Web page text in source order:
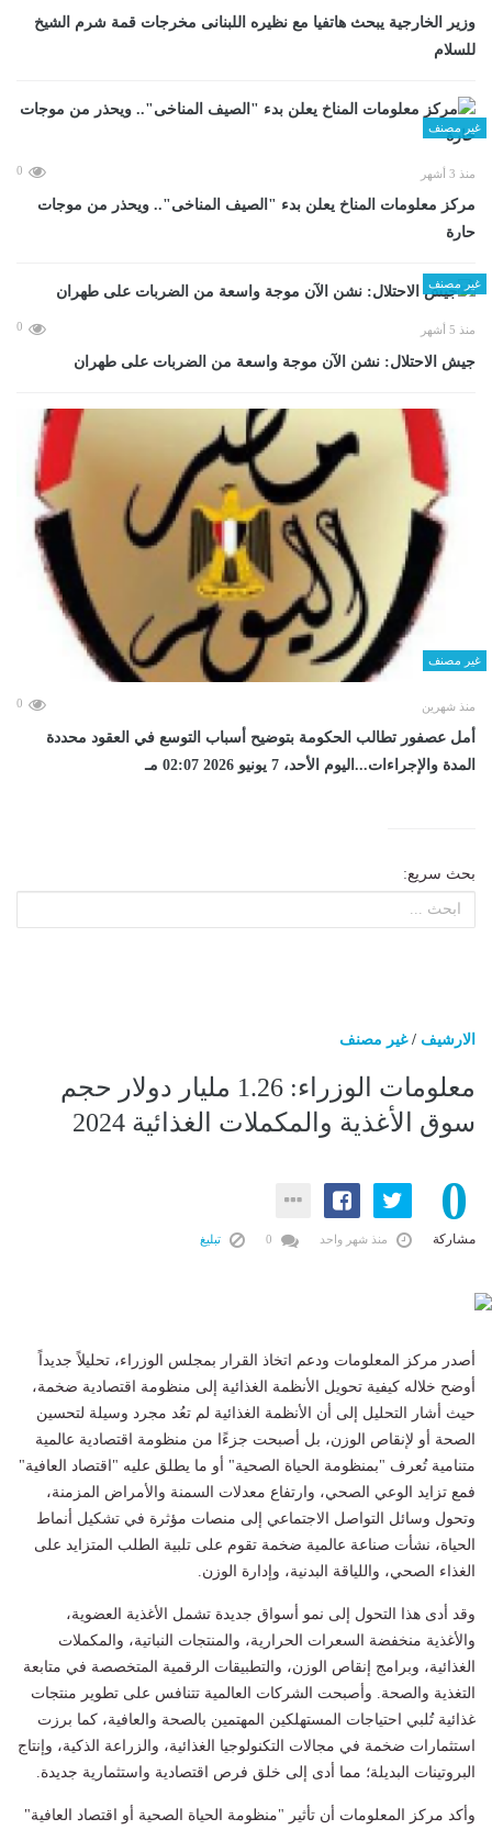
وزير الخارجية يبحث هاتفيا مع نظيره اللبنانى مخرجات قمة شرم الشيخ
للسلام
غير مصنف
منذ 3 أشهر 0
مركز معلومات المناخ يعلن بدء "الصيف المناخى".. ويحذر من موجات
حارة
غير مصنف
منذ 5 أشهر 0
جيش الاحتلال: نشن الآن موجة واسعة من الضربات على طهران
غير مصنف
منذ شهرين 0
أمل عصفور تطالب الحكومة بتوضيح أسباب التوسع في العقود محددة
المدة والإجراءات...اليوم الأحد، 7 يونيو 2026 02:07 مـ
بحث سريع:
الارشيف /غير مصنف
معلومات الوزراء: 1.26 مليار دولار حجم
سوق الأغذية والمكملات الغذائية 2024
0
مشاركة منذ شهر واحد تبليغ
أصدر مركز المعلومات ودعم اتخاذ القرار بمجلس الوزراء، تحليلاً جديداً
أوضح خلاله كيفية تحويل الأنظمة الغذائية إلى منظومة اقتصادية ضخمة،
حيث أشار التحليل إلى أن الأنظمة الغذائية لم تعُد مجرد وسيلة لتحسين
الصحة أو لإنقاص الوزن، بل أصبحت جزءًا من منظومة اقتصادية عالمية
متنامية تُعرف "بمنظومة الحياة الصحية" أو ما يطلق عليه "اقتصاد العافية"
فمع تزايد الوعي الصحي، وارتفاع معدلات السمنة والأمراض المزمنة،
وتحول وسائل التواصل الاجتماعي إلى منصات مؤثرة في تشكيل أنماط
الحياة، نشأت صناعة عالمية ضخمة تقوم على تلبية الطلب المتزايد على
الغذاء الصحي، واللياقة البدنية، وإدارة الوزن.
وقد أدى هذا التحول إلى نمو أسواق جديدة تشمل الأغذية العضوية،
والأغذية منخفضة السعرات الحرارية، والمنتجات النباتية، والمكملات
الغذائية، وبرامج إنقاص الوزن، والتطبيقات الرقمية المتخصصة في متابعة
التغذية والصحة. وأصبحت الشركات العالمية تتنافس على تطوير منتجات
غذائية تُلبي احتياجات المستهلكين المهتمين بالصحة والعافية، كما برزت
استثمارات ضخمة في مجالات التكنولوجيا الغذائية، والزراعة الذكية، وإنتاج
البروتينات البديلة؛ مما أدى إلى خلق فرص اقتصادية واستثمارية جديدة.
وأكد مركز المعلومات أن تأثير "منظومة الحياة الصحية أو اقتصاد العافية"